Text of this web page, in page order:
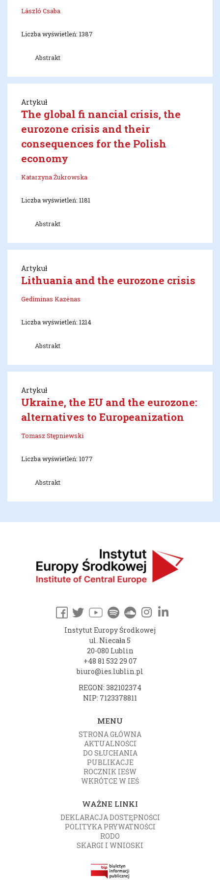
László Csaba
Liczba wyświetleń: 1387
Abstrakt
Artykuł
The global fi nancial crisis, the
eurozone crisis and their
consequences for the Polish
economy
Katarzyna Żukrowska
Liczba wyświetleń: 1181
Abstrakt
Artykuł
Lithuania and the eurozone crisis
Gediminas Kazėnas
Liczba wyświetleń: 1214
Abstrakt
Artykuł
Ukraine, the EU and the eurozone:
alternatives to Europeanization
Tomasz Stępniewski
Liczba wyświetleń: 1077
Abstrakt
Instytut Europy Środkowej
ul. Niecała 5
20-080 Lublin
+48 81 532 29 07
biuro@ies.lublin.pl
REGON: 382102374
NIP: 7123378811
MENU
STRONA GŁÓWNA
AKTUALNOŚCI
DO SŁUCHANIA
PUBLIKACJE
ROCZNIK IEŚW
WKRÓTCE W IEŚ
WAŻNE LINKI
DEKLARACJA DOSTĘPNOŚCI
POLITYKA PRYWATNOŚCI
RODO
SKARGI I WNIOSKI